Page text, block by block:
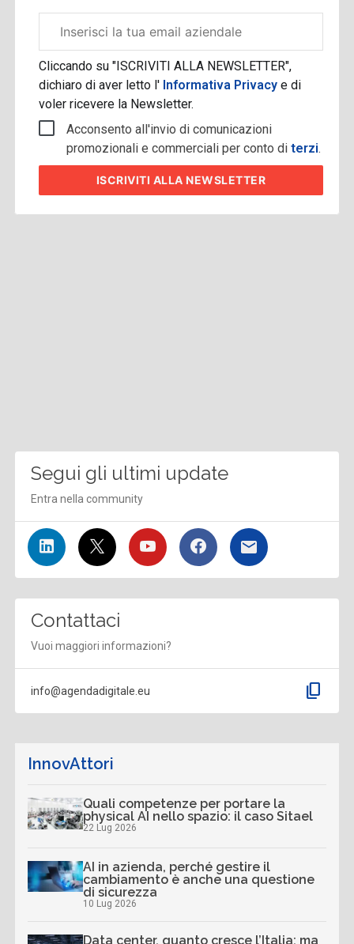
aziendale
Cliccando su "ISCRIVITI ALLA NEWSLETTER",
dichiaro di aver letto l' Informativa Privacye di
voler ricevere la Newsletter.
Acconsento all'invio di comunicazioni
promozionali e commerciali per conto diterzi.
ISCRIVITI ALLA NEWSLETTER
Segui gli ultimi update
Entra nella community
Contattaci
Vuoi maggiori informazioni?
info@agendadigitale.eu content_copy
InnovAttori
Quali competenze per portare la
physical AI nello spazio: il caso Sitael
22 Lug 2026
AI in azienda, perché gestire il
cambiamento è anche una questione
di sicurezza
10 Lug 2026
Data center, quanto cresce l’Italia: ma